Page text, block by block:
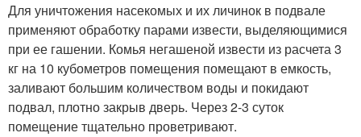
Для уничтожения насекомых и их личинок в подвале
применяют обработку парами извести, выделяющимися
при ее гашении. Комья негашеной извести из расчета 3
кг на 10 кубометров помещения помещают в емкость,
заливают большим количеством воды и покидают
подвал, плотно закрыв дверь. Через 2-3 суток
помещение тщательно проветривают.